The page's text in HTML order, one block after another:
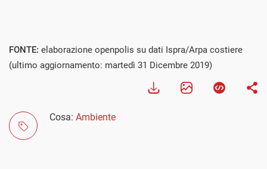
FONTE: elaborazione openpolis su dati Ispra/Arpa costiere
(ultimo aggiornamento: martedì 31 Dicembre 2019)
Cosa: Ambiente